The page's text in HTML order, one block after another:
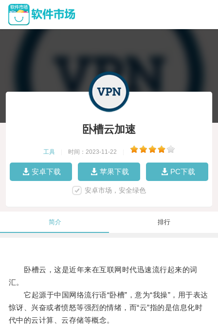
卧槽云加速
工具 时间：2023-11-22
安卓下载 苹果下载 PC下载
安卓市场，安全绿色
简介 排行
卧槽云，这是近年来在互联网时代迅速流行起来的词
汇。
它起源于中国网络流行语“卧槽”，意为“我操”，用于表达
惊讶、兴奋或者愤怒等强烈的情绪，而“云”指的是信息化时
代中的云计算、云存储等概念。